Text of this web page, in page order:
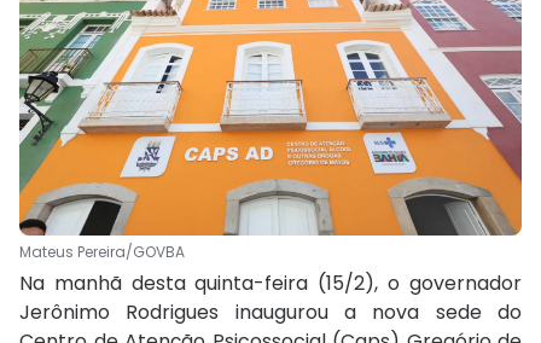
Mateus Pereira/GOVBA
Na manhã desta quinta-feira (15/2), o governador
Jerônimo Rodrigues inaugurou a nova sede do